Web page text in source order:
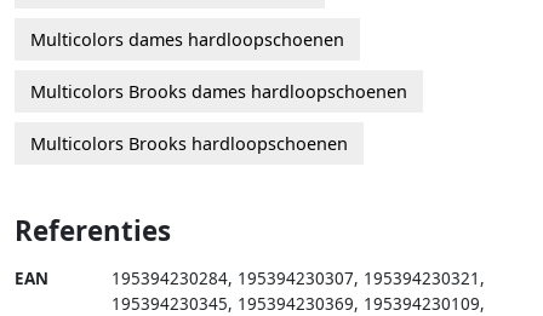
Multicolors dames hardloopschoenen
Multicolors Brooks dames hardloopschoenen
Multicolors Brooks hardloopschoenen
Referenties
EAN 195394230284, 195394230307, 195394230321 ,
195394230345, 195394230369, 195394230109,